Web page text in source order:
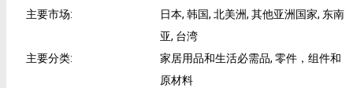
主要市场:
日本, 韩国, 北美洲, 其他亚洲国家, 东南
亚, 台湾
主要分类:
家居用品和生活必需品, 零件，组件和
原材料